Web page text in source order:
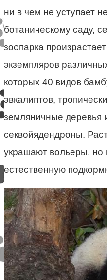
ни в чем не уступает
ботаническому саду,
зоопарка
экземпляров
которых 40 видов
эвкалиптов,
земляничные деревья
секвойядендроны.
украшают вольеры, но
естественную